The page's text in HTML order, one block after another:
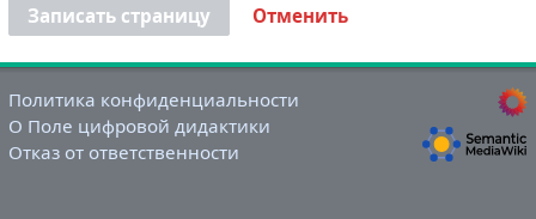
Записать страницу Отменить
Политика конфиденциальности
О Поле цифровой дидактики
Отказ от ответственности